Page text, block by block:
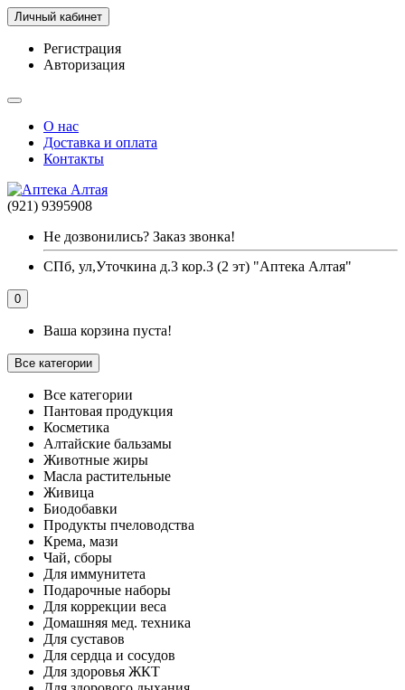
Личный кабинет
Регистрация
Авторизация
О нас
Доставка и оплата
Контакты
(921) 9395908
Не дозвонились? Заказ звонка!
СПб, ул,Уточкина д.3 кор.3 (2 эт) "Аптека Алтая"
0
Ваша корзина пуста!
Все категории
Все категории
Пантовая продукция
Косметика
Алтайские бальзамы
Животные жиры
Масла растительные
Живица
Биодобавки
Продукты пчеловодства
Крема, мази
Чай, сборы
Для иммунитета
Подарочные наборы
Для коррекции веса
Домашняя мед. техника
Для суставов
Для сердца и сосудов
Для здоровья ЖКТ